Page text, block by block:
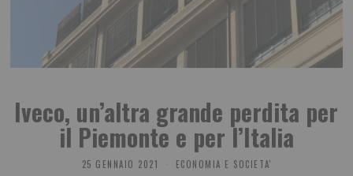
Iveco, un’altra grande perdita per
il Piemonte e per l’Italia
25 GENNAIO 2021 ECONOMIA E SOCIETA'